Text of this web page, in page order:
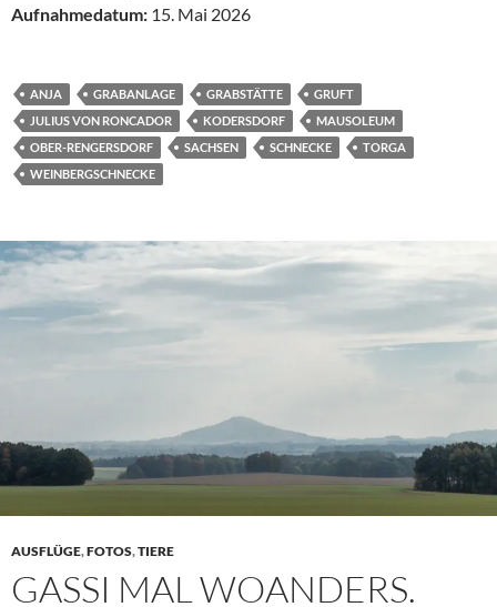
Aufnahmedatum: 15. Mai 2026
ANJA GRABANLAGE GRABSTÄTTE
GRUFT
JULIUS VON RONCADOR
KODERSDORF
MAUSOLEUM
OBER-RENGERSDORF
SACHSEN SCHNECKE
TORGA
WEINBERGSCHNECKE
AUSFLÜGE,FOTOS,TIERE
GASSI MAL WOANDERS.